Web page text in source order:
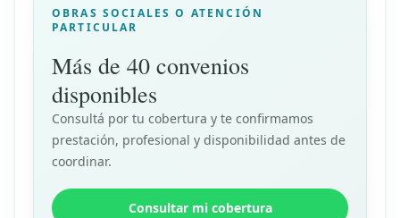
OBRAS SOCIALES O ATENCIÓN
PARTICULAR
Más de 40 convenios
disponibles
Consultá por tu cobertura y te confirmamos
prestación, profesional y disponibilidad antes de
coordinar.
Consultar mi cobertura